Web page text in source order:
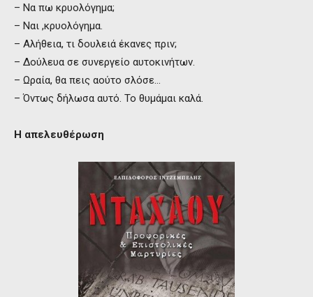
– Να πω κρυολόγημα;
– Ναι ,κρυολόγημα.
– Αλήθεια, τι δουλειά έκανες πριν;
– Δούλευα σε συνεργείο αυτοκινήτων.
– Ωραία, θα πεις αούτο σλόσε…
– Όντως δήλωσα αυτό. Το θυμάμαι καλά.
Η απελευθέρωση